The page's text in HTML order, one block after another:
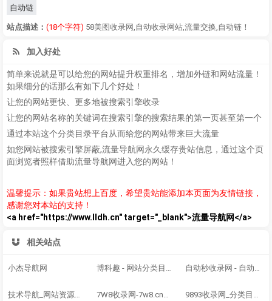
自动链
站点描述： (18个字符) 58美图收录网,自动收录网站,流量交换,自动链！
加入好处
简单来说就是可以给您的网站提升权重排名，增加外链和网站流量！
如果细分的话那么有如下几个好处！
让您的网站更快、更多地被搜索引擎收录
让您的网站名称的关键词在搜索引擎的搜索结果的第一页甚至第一个
通过本站这个分类目录平台从而给您的网站带来巨大流量
如您网站被搜索引擎屏蔽,流量导航网永久缓存贵站信息，通过这个页
面浏览者照样借助流量导航网进入您的网站！
温馨提示：如果贵站想上百度，希望贵站能添加本页面为友情链接，
感谢您对本站的支持！
<a href="https://www.lldh.cn" target="_blank">流量导航网</a>
相关站点
小杰导航网